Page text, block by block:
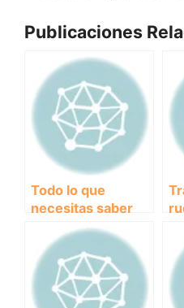
Publicaciones
Todo lo que
necesitas saber
sobre el precio de
la vacuna
pentavalente para
perros